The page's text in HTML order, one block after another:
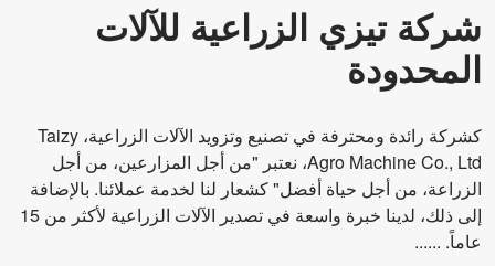
إسم الألة
مطحنة الأرز
نموذج
شركة تيزي الزراعية للآلات
المحدودة
كشركة رائدة ومحترفة في تصنيع وتزويد الآلات الزراعية، Taizy
Agro Machine Co., Ltd، نعتبر "من أجل المزارعين، من أجل
الزراعة، من أجل حياة أفضل" كشعار لنا لخدمة عملائنا. بالإضافة
إلى ذلك، لدينا خبرة واسعة في تصدير الآلات الزراعية لأكثر من 15
عاماً. ......